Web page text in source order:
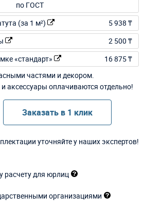
(за 1 м²)
5 938 ₸
2 500 ₸
«стандарт»
16 875 ₸
частями и декором.
аксессуары оплачиваются отдельно!
Заказать в 1 клик
уточняйте у наших экспертов!
расчету для юрлиц
организациями